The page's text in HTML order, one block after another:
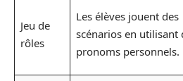
Jeu de
rôles
Les élèves jouent des
scénarios en utilisant
pronoms personnels.